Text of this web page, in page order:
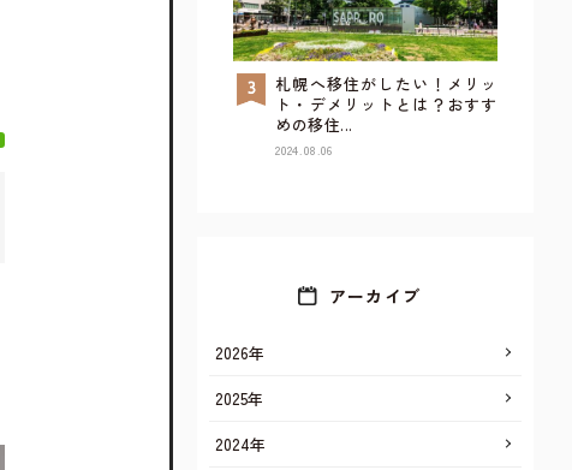
札幌へ移住がしたい！メリッ
ト・デメリットとは？おすす
めの移住...
2024.08.06
アーカイブ
2026年
2025年
2024年